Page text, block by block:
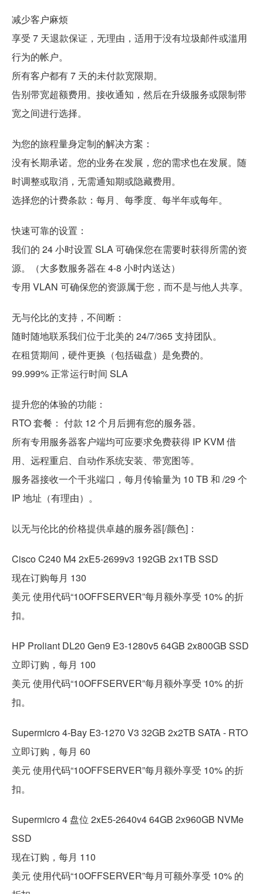
减少客户麻烦
享受 7 天退款保证，无理由，适用于没有垃圾邮件或滥用
行为的帐户。
所有客户都有 7 天的未付款宽限期。
告别带宽超额费用。接收通知，然后在升级服务或限制带
宽之间进行选择。
为您的旅程量身定制的解决方案：
没有长期承诺。您的业务在发展，您的需求也在发展。随
时调整或取消，无需通知期或隐藏费用。
选择您的计费条款：每月、每季度、每半年或每年。
快速可靠的设置：
我们的 24 小时设置 SLA 可确保您在需要时获得所需的资
源。（大多数服务器在 4-8 小时内送达）
专用 VLAN 可确保您的资源属于您，而不是与他人共享。
无与伦比的支持，不间断：
随时随地联系我们位于北美的 24/7/365 支持团队。
在租赁期间，硬件更换（包括磁盘）是免费的。
99.999% 正常运行时间 SLA
提升您的体验的功能：
RTO 套餐： 付款 12 个月后拥有您的服务器。
所有专用服务器客户端均可应要求免费获得 IP KVM 借
用、远程重启、自动作系统安装、带宽图等。
服务器接收一个千兆端口，每月传输量为 10 TB 和 /29 个
IP 地址（有理由）。
以无与伦比的价格提供卓越的服务器[/颜色]：
Cisco C240 M4 2xE5-2699v3 192GB 2x1TB SSD
现在订购每月 130
美元 使用代码“10OFFSERVER”每月额外享受 10% 的折
扣。
HP Proliant DL20 Gen9 E3-1280v5 64GB 2x800GB SSD
立即订购，每月 100
美元 使用代码“10OFFSERVER”每月额外享受 10% 的折
扣。
Supermicro 4-Bay E3-1270 V3 32GB 2x2TB SATA - RTO
立即订购，每月 60
美元 使用代码“10OFFSERVER”每月额外享受 10% 的折
扣。
Supermicro 4 盘位 2xE5-2640v4 64GB 2x960GB NVMe
SSD
现在订购，每月 110
美元 使用代码“10OFFSERVER”每月可额外享受 10% 的